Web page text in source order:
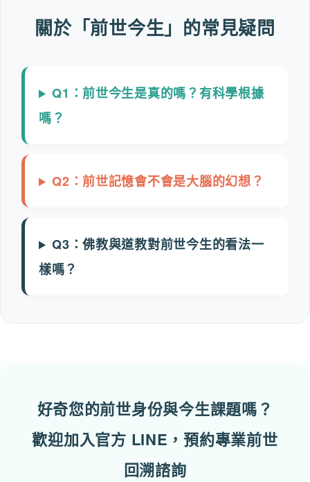
關於「前世今生」的常見疑問
Q1：前世今生是真的嗎？有科學根據
嗎？
Q2：前世記憶會不會是大腦的幻想？
Q3：佛教與道教對前世今生的看法一
樣嗎？
好奇您的前世身份與今生課題嗎？
歡迎加入官方 LINE，預約專業前世
回溯諮詢